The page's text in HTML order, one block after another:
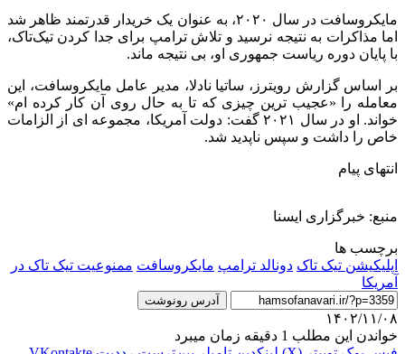
مایکروسافت در سال ۲۰۲۰، به عنوان یک خریدار قدرتمند ظاهر شد
اما مذاکرات به نتیجه نرسید و تلاش ترامپ برای جدا کردن تیک‌تاک،
با پایان دوره ریاست جمهوری او، بی نتیجه ماند.
بر اساس گزارش رویترز، ساتیا نادلا، مدیر عامل مایکروسافت، این
معامله را «عجیب ترین چیزی که تا به حال روی آن کار کرده ام»
خواند. او در سال ۲۰۲۱ گفت: دولت آمریکا، مجموعه ای از الزامات
خاص را داشت و سپس ناپدید شد.
انتهای پیام
منبع: خبرگزاری ایسنا
برچسب ها
اپلیکیشن تیک تاک دونالد ترامپ مایکروسافت ممنوعیت تیک تاک در
آمریکا
آدرس رونوشت
۱۴۰۲/۱۱/۰۸
خواندن این مطلب 1 دقیقه زمان میبرد